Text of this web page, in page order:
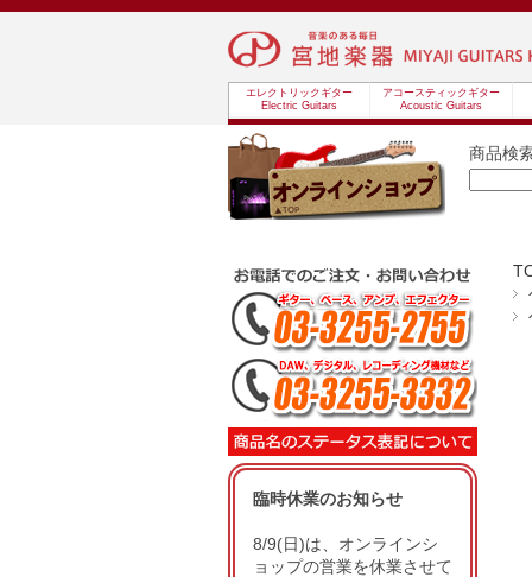
エレクトリックギター
Electric Guitars
アコースティックギター
Acoustic Guitars
商品検
臨時休業のお知らせ
8/9(日)は、オンラインシ
ョップの営業を休業させて